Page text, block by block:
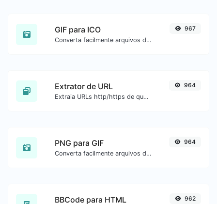
GIF para ICO
Converta facilmente arquivos de imagem GIF para ICO.
967
Extrator de URL
Extraia URLs http/https de qualquer tipo de conteúdo de texto.
964
PNG para GIF
Converta facilmente arquivos de imagem PNG para GIF.
964
BBCode para HTML 962